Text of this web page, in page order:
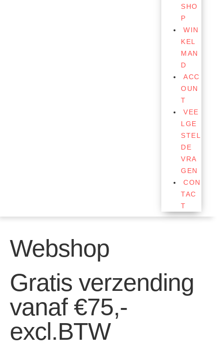
SHO
P
WIN
KEL
MAN
D
ACC
OUN
T
VEE
LGE
STEL
DE
VRA
GEN
CON
TAC
T
Webshop
Gratis verzending
vanaf €75,-
excl.BTW